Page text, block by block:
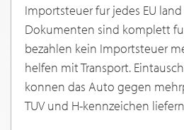
Importsteuer fur jedes EU
Dokumenten sind komplett
bezahlen kein Importsteuer
helfen mit Transport.
konnen das Auto gegen
TUV und H-kennzeichen